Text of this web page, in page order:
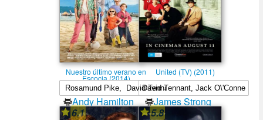
Nuestro último verano en
Escocia (2014)
Andy Hamilton
United (TV) (2011)
James Strong
6.1
5.8